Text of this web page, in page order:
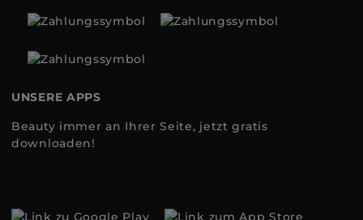
UNSERE APPS
Beauty immer an Ihrer Seite, jetzt gratis
downloaden!